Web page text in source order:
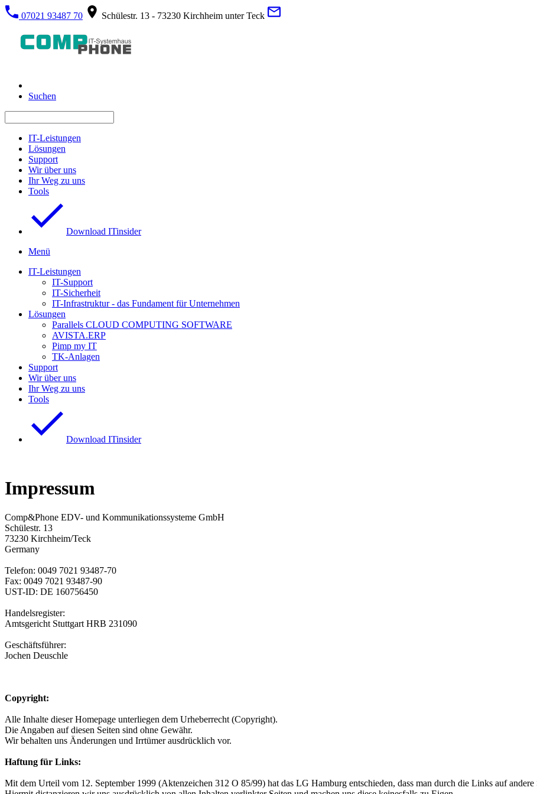
07021 93487 70 Schülestr. 13 - 73230 Kirchheim unter Teck
Suchen
IT-Leistungen
Lösungen
Support
Wir über uns
Ihr Weg zu uns
Tools
Download ITinsider
Menü
IT-Leistungen
IT-Support
IT-Sicherheit
IT-Infrastruktur - das Fundament für Unternehmen
Lösungen
Parallels CLOUD COMPUTING SOFTWARE
AVISTA.ERP
Pimp my IT
TK-Anlagen
Support
Wir über uns
Ihr Weg zu uns
Tools
Download ITinsider
Impressum
Comp&Phone EDV- und Kommunikationssysteme GmbH
Schülestr. 13
73230 Kirchheim/Teck
Germany
Telefon: 0049 7021 93487-70
Fax: 0049 7021 93487-90
UST-ID: DE 160756450
Handelsregister:
Amtsgericht Stuttgart HRB 231090
Geschäftsführer:
Jochen Deuschle
Copyright:
Alle Inhalte dieser Homepage unterliegen dem Urheberrecht (Copyright).
Die Angaben auf diesen Seiten sind ohne Gewähr.
Wir behalten uns Änderungen und Irrtümer ausdrücklich vor.
Haftung für Links:
Mit dem Urteil vom 12. September 1999 (Aktenzeichen 312 O 85/99) hat das LG Hamburg entschieden, dass man durch die Links auf